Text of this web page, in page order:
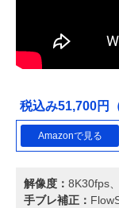
税込み51,700円
Amazonで見る
解像度： 8K30fps
手ブレ補正：